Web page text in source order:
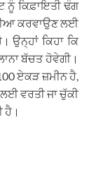
ਨੂੰ ਕਿਫ਼ਾਇਤੀ ਢੰਗ
ਕਰਵਾਉਣ ਲਈ
ਉਨ੍ਹਾਂ ਕਿਹਾ ਕਿ
ਬੱਚਤ ਹੋਵੇਗੀ।
ਏਕੜ ਜ਼ਮੀਨ ਹੈ,
ਵਰਤੀ ਜਾ ਚੁੱਕੀ
ਹੈ।